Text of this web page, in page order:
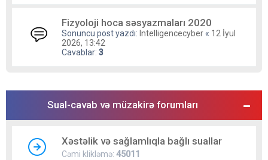
Fizyoloji hoca səsyazmaları 2020
Sonuncu post yazdı: Intelligencecyber « 12 İyul
2026, 13:42
Cavablar: 3
Sual-cavab və müzakirə forumları
Xəstəlik və sağlamlıqla bağlı suallar
Cəmi klikləmə: 45011